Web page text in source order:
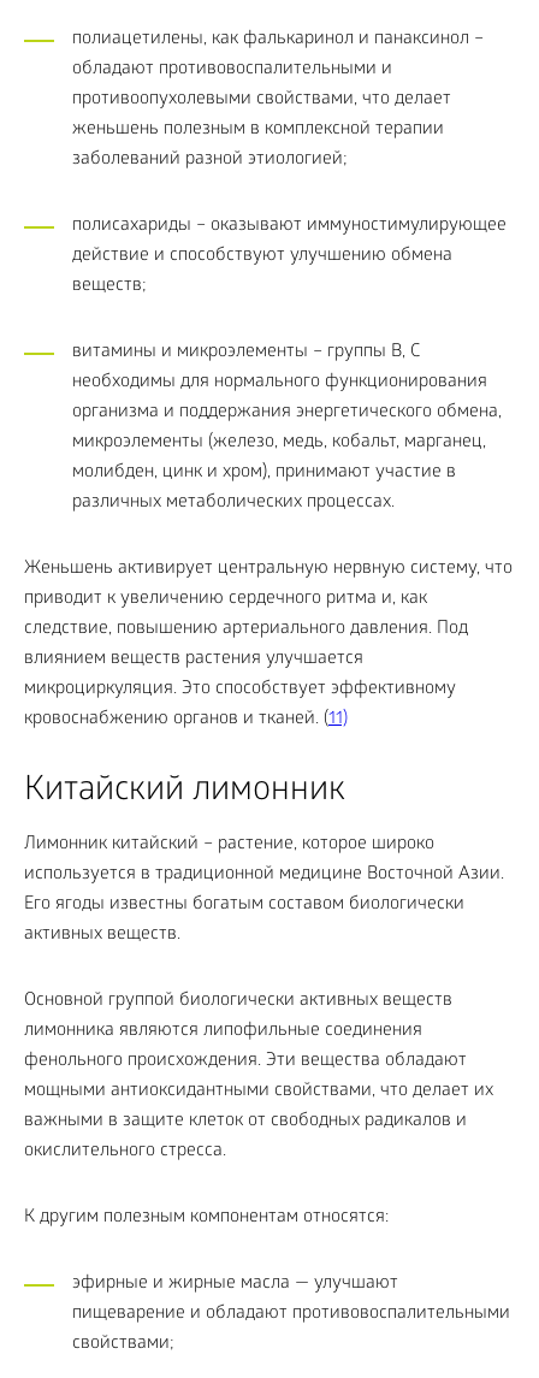
полиацетилены, как фалькаринол и панаксинол –
обладают противовоспалительными и
противоопухолевыми свойствами, что делает
женьшень полезным в комплексной терапии
заболеваний разной этиологией;
полисахариды – оказывают иммуностимулирующее
действие и способствуют улучшению обмена
веществ;
витамины и микроэлементы – группы B, C
необходимы для нормального функционирования
организма и поддержания энергетического обмена,
микроэлементы (железо, медь, кобальт, марганец,
молибден, цинк и хром), принимают участие в
различных метаболических процессах.
Женьшень активирует центральную нервную систему, что
приводит к увеличению сердечного ритма и, как
следствие, повышению артериального давления. Под
влиянием веществ растения улучшается
микроциркуляция. Это способствует эффективному
кровоснабжению органов и тканей. (11)
Китайский лимонник
Лимонник китайский – растение, которое широко
используется в традиционной медицине Восточной Азии.
Его ягоды известны богатым составом биологически
активных веществ.
Основной группой биологически активных веществ
лимонника являются липофильные соединения
фенольного происхождения. Эти вещества обладают
мощными антиоксидантными свойствами, что делает их
важными в защите клеток от свободных радикалов и
окислительного стресса.
К другим полезным компонентам относятся:
эфирные и жирные масла — улучшают
пищеварение и обладают противовоспалительными
свойствами;